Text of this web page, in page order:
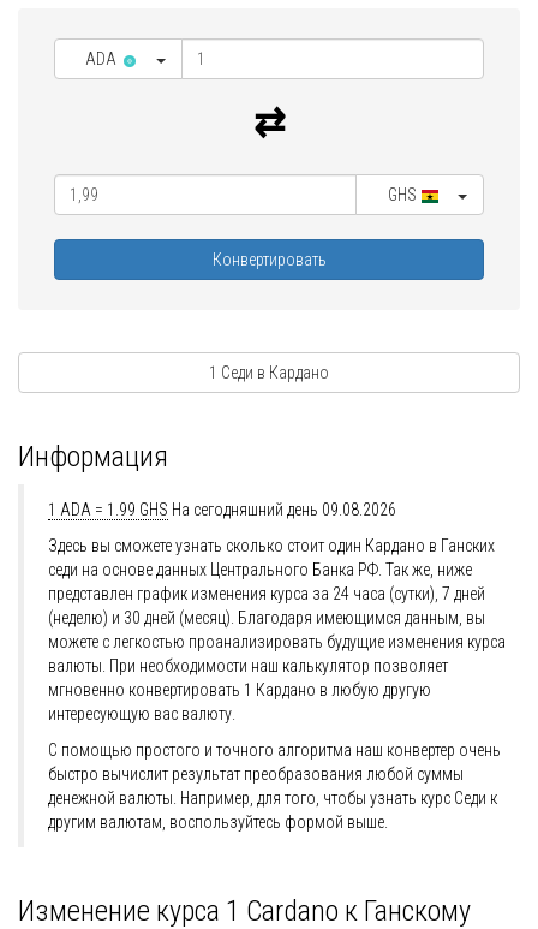
ADA
GHS
Конвертировать
1 Седи в Кардано
Информация
1 ADA = 1.99 GHS На сегодняшний день 09.08.2026
Здесь вы сможете узнать сколько стоит один Кардано в Ганских
седи на основе данных Центрального Банка РФ. Так же, ниже
представлен график изменения курса за 24 часа (сутки), 7 дней
(неделю) и 30 дней (месяц). Благодаря имеющимся данным, вы
можете с легкостью проанализировать будущие изменения курса
валюты. При необходимости наш калькулятор позволяет
мгновенно конвертировать 1 Кардано в любую другую
интересующую вас валюту.
С помощью простого и точного алгоритма наш конвертер очень
быстро вычислит результат преобразования любой суммы
денежной валюты. Например, для того, чтобы узнать курс Седи к
другим валютам, воспользуйтесь формой выше.
Изменение курса 1 Cardano к Ганскому